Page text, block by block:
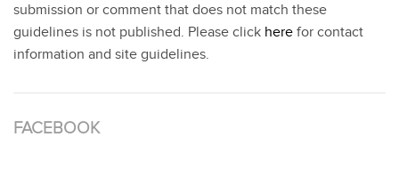
submission or comment that does not match these
guidelines is not published. Please click here for contact
information and site guidelines.
FACEBOOK